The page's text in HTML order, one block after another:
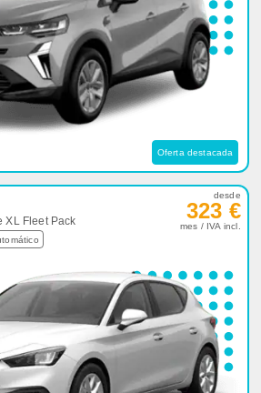
Oferta destacada
XL Fleet Pack
desde
323 €
mes / IVA incl.